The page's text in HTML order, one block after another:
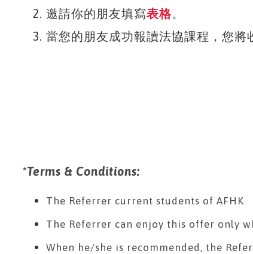
邀請你的朋友填寫表格。
當您的朋友成功報讀法協課程，您將
*Terms & Conditions:
The Referrer current students of AFHK
The Referrer can enjoy this offer only
When he/she is recommended, the